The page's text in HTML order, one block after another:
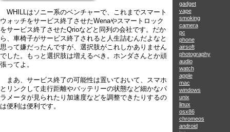
WHILLはソニー系のベンチャーで、これまでスマート
ウォッチをサービス終了させたWenaやスマートロック
をサービス終了させたQrioなどと同列の会社です。だか
ら、車椅子がサービス終了されると人生詰むんだよなと
思って嫌だったんですが、選択肢がこれしかありません
でした。もっと選択肢は増えるべき。ホンダさんとか頑
張ってよ。
まあ、サービス終了の可能性は置いておいて、スマホ
とリンクして走行距離やバッテリーの状態など細かなパ
ラメータが見られたり加速度などを調整できたりするの
は便利は便利です。
gadget
vape
smoking
camera
pc
phone
airsoft
photography
audio
watch
apple
mac
windows
unix
linux
osx86
chromeos
android